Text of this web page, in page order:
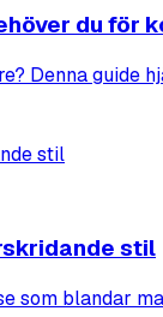
du för
Denna guide
stil
som blandar